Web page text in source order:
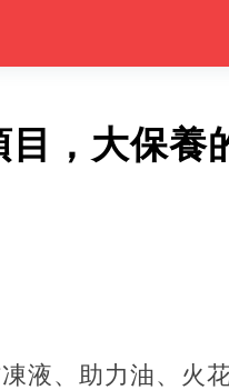
，大保養
液、助力油、火